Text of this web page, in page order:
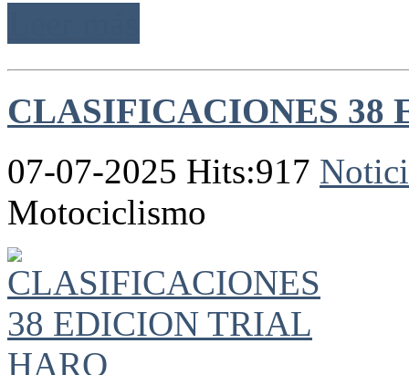
CLASIFICACIONES 38
07-07-2025 Hits:917
Motociclismo